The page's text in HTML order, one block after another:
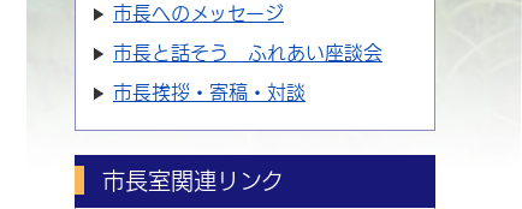
市長へのメッセージ
市長と話そう ふれあい座談会
市長挨拶・寄稿・対談
市長室関連リンク